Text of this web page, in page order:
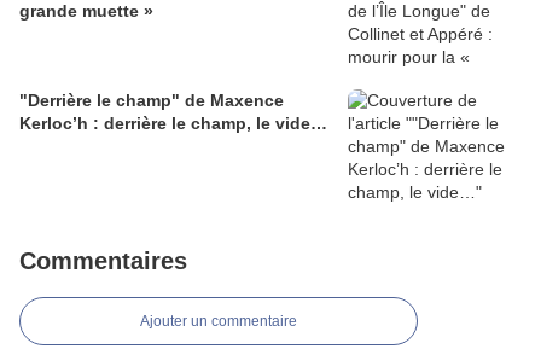
grande muette »
"Derrière le champ" de Maxence
Kerloc’h : derrière le champ, le vide…
Commentaires
Ajouter un commentaire